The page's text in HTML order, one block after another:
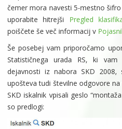
čemer mora navesti 5-mestno
uporabite hitrejši Pregled
poiščete še več informacij v
Še posebej vam priporočamo
Statističnega urada RS, ki
dejavnosti iz nabora SKD 2008,
upošteva tudi številne odgovore
SKD iskalnik vpisali geslo
so predlogi: